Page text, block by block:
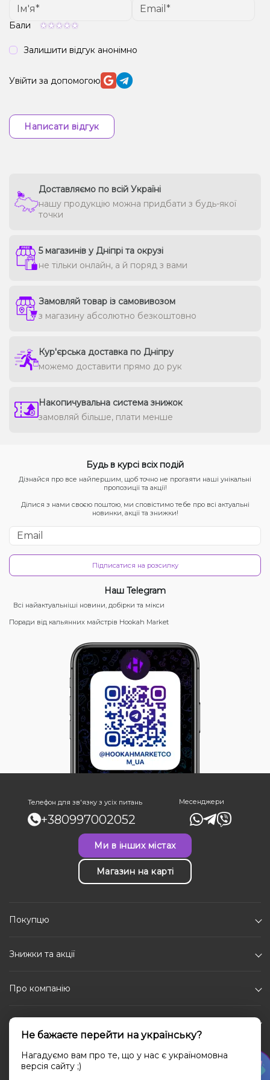
Бали
Залишити відгук анонімно
Увійти за допомогою
Написати відгук
Доставляємо по всій Україні
нашу продукцію можна придбати з будь-якої
точки
5 магазинів у Дніпрі та окрузі
не тільки онлайн, а й поряд з вами
Замовляй товар із самовивозом
з магазину абсолютно безкоштовно
Кур'єрська доставка по Дніпру
можемо доставити прямо до рук
Накопичувальна система знижок
замовляй більше, плати менше
Будь в курсі всіх подій
Дізнайся про все найпершим, щоб точно не прогаяти наші унікальні
пропозиції та акції!
Ділися з нами своєю поштою, ми сповістимо тебе про всі актуальні
новинки, акції та знижки!
Підписатися на розсилку
Наш Telegram
Всі найактуальніші новини, добірки та мікси
Поради від кальянних майстрів Hookah Market
Телефон для зв'язку з усіх питань
+380997002052
Месенджери
Ми в інших містах
Магазин на карті
Покупцю
Знижки та акції
Про компанію
Каталог
Соціальні мережі
Не бажаєте перейти на українську?
Нагадуємо вам про те, що у нас є україномовна
версія сайту ;)